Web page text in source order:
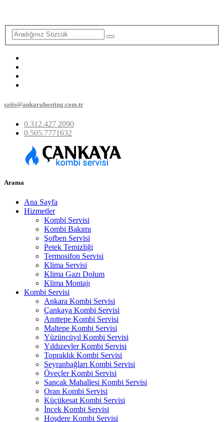
satis@ankarahosting.com.tr
0.312.427 2090
0.505.7771632
Arama
Ana Sayfa
Hizmetler
Kombi Servisi
Kombi Bakımı
Şofben Servisi
Petek Temizliği
Termosifon Servisi
Klima Servisi
Klima Gazı Dolum
Klima Montajı
Kombi Servisi
Ankara Kombi Servisi
Çankaya Kombi Servisi
Anıttepe Kombi Servisi
Maltepe Kombi Servisi
Yüzüncüyıl Kombi Servisi
Yıldızevler Kombi Servisi
Topraklık Kombi Servisi
Seyranbağları Kombi Servisi
Öveçler Kombi Servisi
Sancak Mahallesi Kombi Servisi
Oran Kombi Servisi
Küçükesat Kombi Servisi
İncek Kombi Servisi
Hoşdere Kombi Servisi